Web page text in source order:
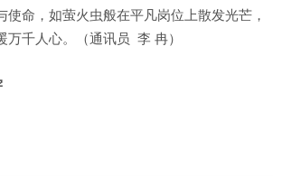
使命，如萤火虫般在平凡岗位上散发光芒，
万千人心。（通讯员 李 冉）